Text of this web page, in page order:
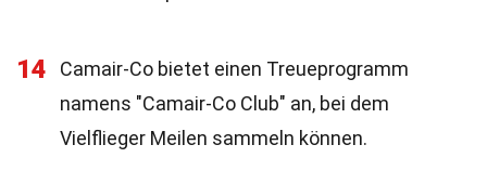
14
Camair-Co bietet einen Treueprogramm
namens "Camair-Co Club" an, bei dem
Vielflieger Meilen sammeln können.